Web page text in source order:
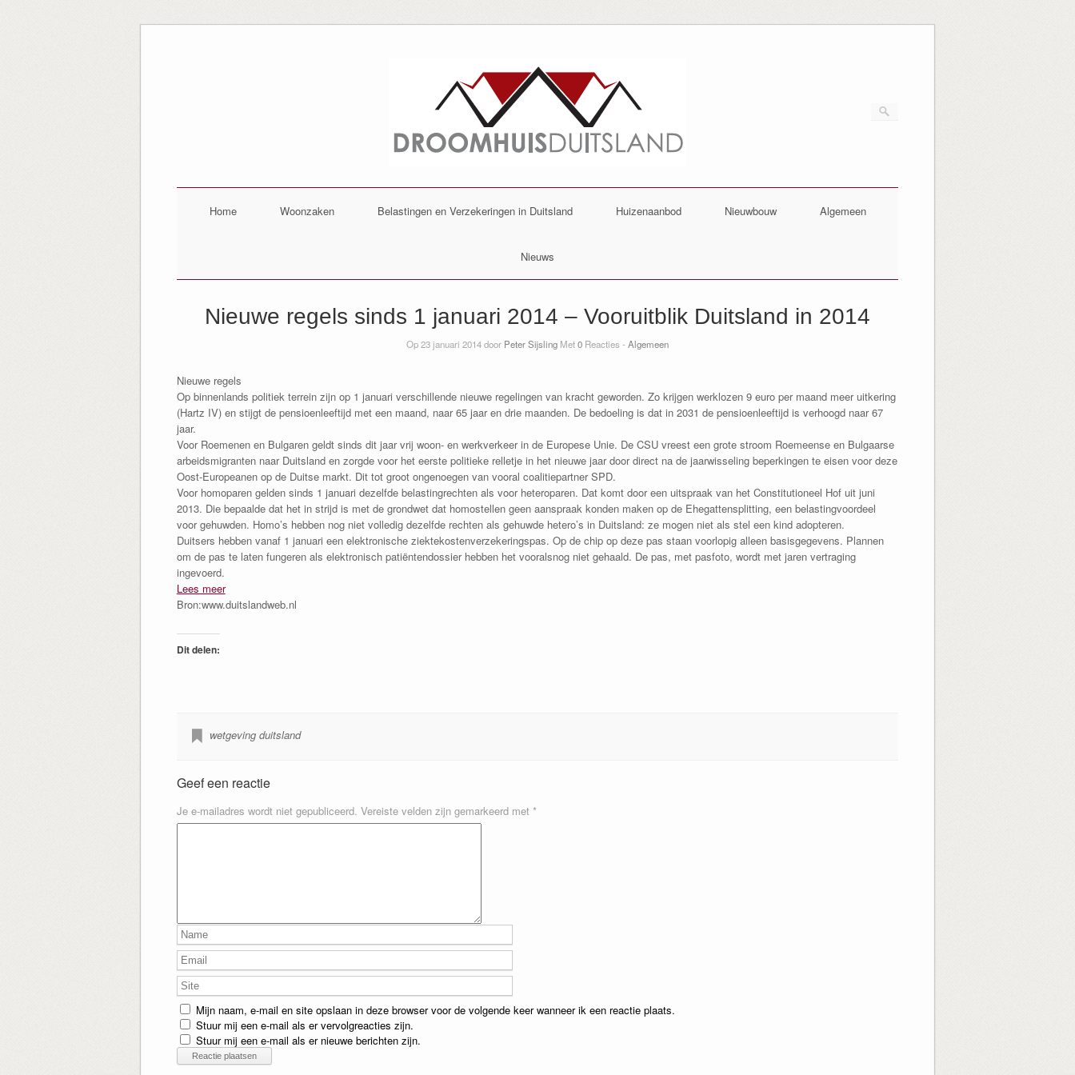
Home Woonzaken Belastingen en Verzekeringen in Duitsland Huizenaanbod Nieuwbouw Algemeen
Nieuws
Nieuwe regels sinds 1 januari 2014 – Vooruitblik Duitsland in 2014
Op 23 januari 2014 door Peter Sijsling Met0 Reacties - Algemeen
Nieuwe regels
Op binnenlands politiek terrein zijn op 1 januari verschillende nieuwe regelingen van kracht geworden. Zo krijgen werklozen 9 euro per maand meer uitkering
(Hartz IV) en stijgt de pensioenleeftijd met een maand, naar 65 jaar en drie maanden. De bedoeling is dat in 2031 de pensioenleeftijd is verhoogd naar 67
jaar.
Voor Roemenen en Bulgaren geldt sinds dit jaar vrij woon- en werkverkeer in de Europese Unie. De CSU vreest een grote stroom Roemeense en Bulgaarse
arbeidsmigranten naar Duitsland en zorgde voor het eerste politieke relletje in het nieuwe jaar door direct na de jaarwisseling beperkingen te eisen voor deze
Oost-Europeanen op de Duitse markt. Dit tot groot ongenoegen van vooral coalitiepartner SPD.
Voor homoparen gelden sinds 1 januari dezelfde belastingrechten als voor heteroparen. Dat komt door een uitspraak van het Constitutioneel Hof uit juni
2013. Die bepaalde dat het in strijd is met de grondwet dat homostellen geen aanspraak konden maken op de Ehegattensplitting, een belastingvoordeel
voor gehuwden. Homo’s hebben nog niet volledig dezelfde rechten als gehuwde hetero’s in Duitsland: ze mogen niet als stel een kind adopteren.
Duitsers hebben vanaf 1 januari een elektronische ziektekostenverzekeringspas. Op de chip op deze pas staan voorlopig alleen basisgegevens. Plannen
om de pas te laten fungeren als elektronisch patiëntendossier hebben het vooralsnog niet gehaald. De pas, met pasfoto, wordt met jaren vertraging
ingevoerd.
Lees meer
Bron:www.duitslandweb.nl
Dit delen:
wetgeving duitsland
Geef een reactie
Je e-mailadres wordt niet gepubliceerd. Vereiste velden zijn gemarkeerd met *
Mijn naam, e-mail en site opslaan in deze browser voor de volgende keer wanneer ik een reactie plaats.
Stuur mij een e-mail als er vervolgreacties zijn.
Stuur mij een e-mail als er nieuwe berichten zijn.